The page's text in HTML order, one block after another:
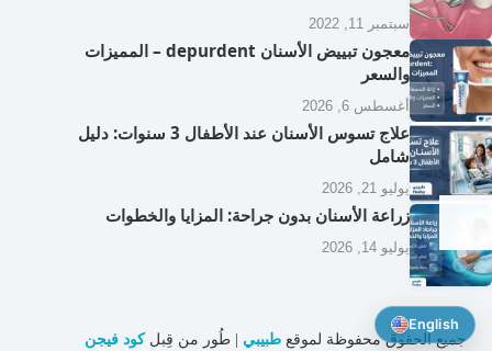
سبتمبر 11, 2022
معجون تبييض الأسنان depurdent – المميزات
والسعر
أغسطس 6, 2026
علاج تسوس الأسنان عند الأطفال 3 سنوات: دليل
شامل
يوليو 21, 2026
زراعة الأسنان بدون جراحة: المزايا والخطوات
يوليو 14, 2026
جميع الحقوق محفوظة لموقعطبيبي | طُور من قِبلكود فيجن
English